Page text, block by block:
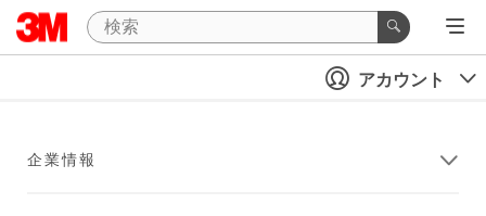
アカウント
企業情報